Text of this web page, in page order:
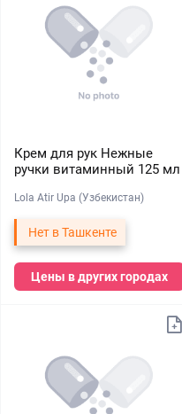
Крем для рук Нежные
ручки витаминный 125 мл
Lola Atir Upa (Узбекистан)
Нет в Ташкенте
Цены в других городах